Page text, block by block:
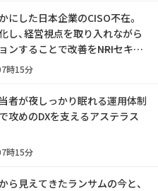
にした日本企業のCISO不在。
し、経営視点を取り入れながら
ンすることで改善を――NRIセキュ
足立道拡氏
時15分
者が夜しっかり眠れる運用体制
で攻めのDXを支えるアステラス
時15分
ら見えてきたランサムの今と、